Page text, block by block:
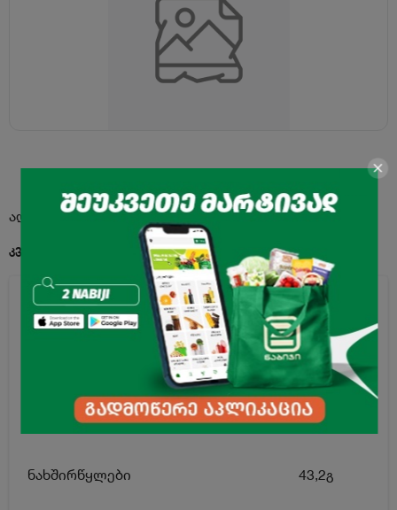
აღწერა
კვებითი ღირებულება 100გ. პროდუქტში:
ენერგეტიკული ღირებულება 402კკალ
23გ
მ.შ ნაჯერი ცხიმოვანი მჟავები 14,95გ
ნახშირწყლები 43,2გ